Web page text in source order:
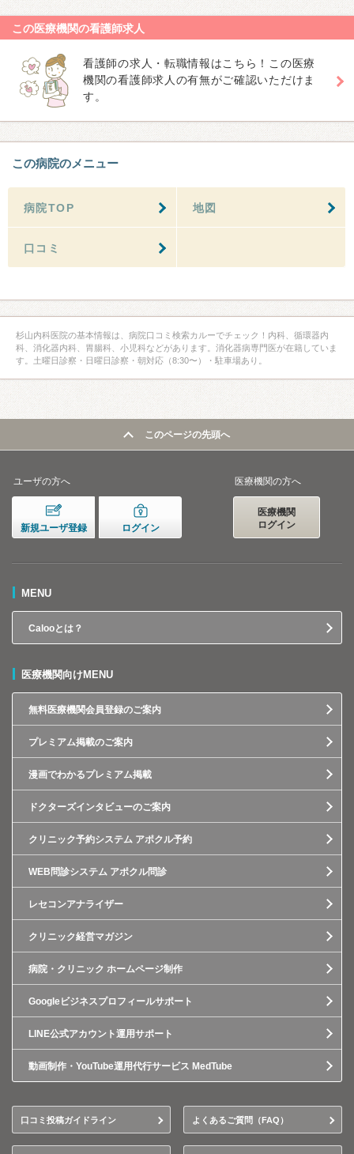
この医療機関の看護師求人
看護師の求人・転職情報はこちら！この医療
機関の看護師求人の有無がご確認いただけま
す。
この病院のメニュー
病院TOP 地図
口コミ
杉山内科医院の基本情報は、病院口コミ検索カルーでチェック！内科、循環器内
科、消化器内科、胃腸科、小児科などがあります。消化器病専門医が在籍していま
す。土曜日診察・日曜日診察・朝対応（8:30〜）・駐車場あり。
このページの先頭へ
ユーザの方へ
新規ユーザ登録 ログイン
医療機関の方へ
医療機関
ログイン
MENU
Calooとは？
医療機関向けMENU
無料医療機関会員登録のご案内
プレミアム掲載のご案内
漫画でわかるプレミアム掲載
ドクターズインタビューのご案内
クリニック予約システム アポクル予約
WEB問診システム アポクル問診
レセコンアナライザー
クリニック経営マガジン
病院・クリニック ホームページ制作
Googleビジネスプロフィールサポート
LINE公式アカウント運用サポート
動画制作・YouTube運用代行サービス MedTube
口コミ投稿ガイドライン よくあるご質問（FAQ）